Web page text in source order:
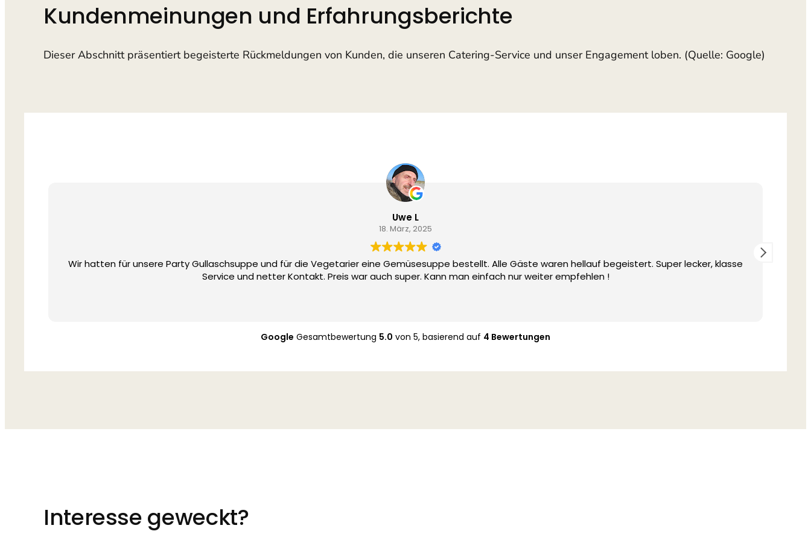
Kundenmeinungen und Erfahrungsberichte
Dieser Abschnitt präsentiert begeisterte Rückmeldungen von Kunden, die unseren Catering-Service und unser Engagement loben. (Quelle: Google)
Uwe L
18. März, 2025
Wir hatten für unsere Party Gullaschsuppe und für die Vegetarier eine Gemüsesuppe bestellt. Alle Gäste waren hellauf begeistert. Super lecker, klasse
Service und netter Kontakt. Preis war auch super. Kann man einfach nur weiter empfehlen !
Google Gesamtbewertung 5.0 von 5, basierend auf 4 Bewertungen
Interesse geweckt?